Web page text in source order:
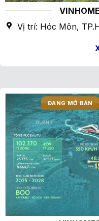
Vị trí: Hóc Môn,
ĐANG MỞ BÁN